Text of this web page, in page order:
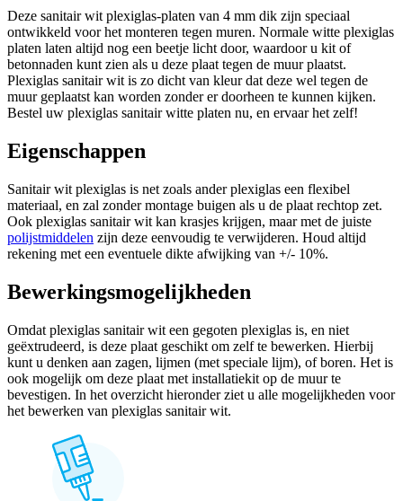
Deze sanitair wit plexiglas-platen van 4 mm dik zijn speciaal
ontwikkeld voor het monteren tegen muren. Normale witte plexiglas
platen laten altijd nog een beetje licht door, waardoor u kit of
betonnaden kunt zien als u deze plaat tegen de muur plaatst.
Plexiglas sanitair wit is zo dicht van kleur dat deze wel tegen de
muur geplaatst kan worden zonder er doorheen te kunnen kijken.
Bestel uw plexiglas sanitair witte platen nu, en ervaar het zelf!
Eigenschappen
Sanitair wit plexiglas is net zoals ander plexiglas een flexibel
materiaal, en zal zonder montage buigen als u de plaat rechtop zet.
Ook plexiglas sanitair wit kan krasjes krijgen, maar met de juiste
polijstmiddelen zijn deze eenvoudig te verwijderen. Houd altijd
rekening met een eventuele dikte afwijking van +/- 10%.
Bewerkingsmogelijkheden
Omdat plexiglas sanitair wit een gegoten plexiglas is, en niet
geëxtrudeerd, is deze plaat geschikt om zelf te bewerken. Hierbij
kunt u denken aan zagen, lijmen (met speciale lijm), of boren. Het is
ook mogelijk om deze plaat met installatiekit op de muur te
bevestigen. In het overzicht hieronder ziet u alle mogelijkheden voor
het bewerken van plexiglas sanitair wit.